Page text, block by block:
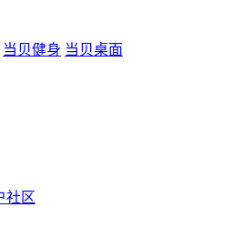
当贝健身 当贝桌面
社区